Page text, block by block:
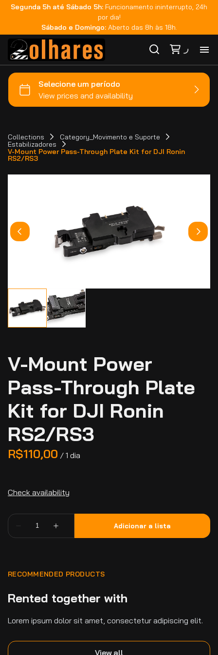
Segunda 5h até Sábado 5h: Funcionamento ininterrupto, 24h
por dia!
Sábado e Domingo: Aberto das 8h às 18h.
Collections
Category_Movimento e Suporte
Estabilizadores
V-Mount Power Pass-Through Plate Kit for DJI Ronin
RS2/RS3
V-Mount Power
Pass-Through Plate
Kit for DJI Ronin
RS2/RS3
/
RECOMMENDED PRODUCTS
Rented together with
Lorem ipsum dolor sit amet, consectetur adipiscing elit.
View all